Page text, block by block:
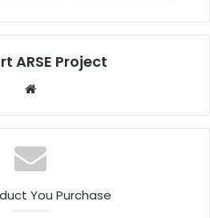
ARSE Project
sit
e
You Purchase